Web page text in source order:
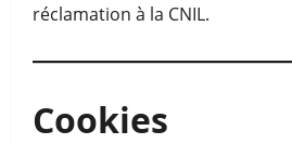
réclamation à la CNIL.
Cookies